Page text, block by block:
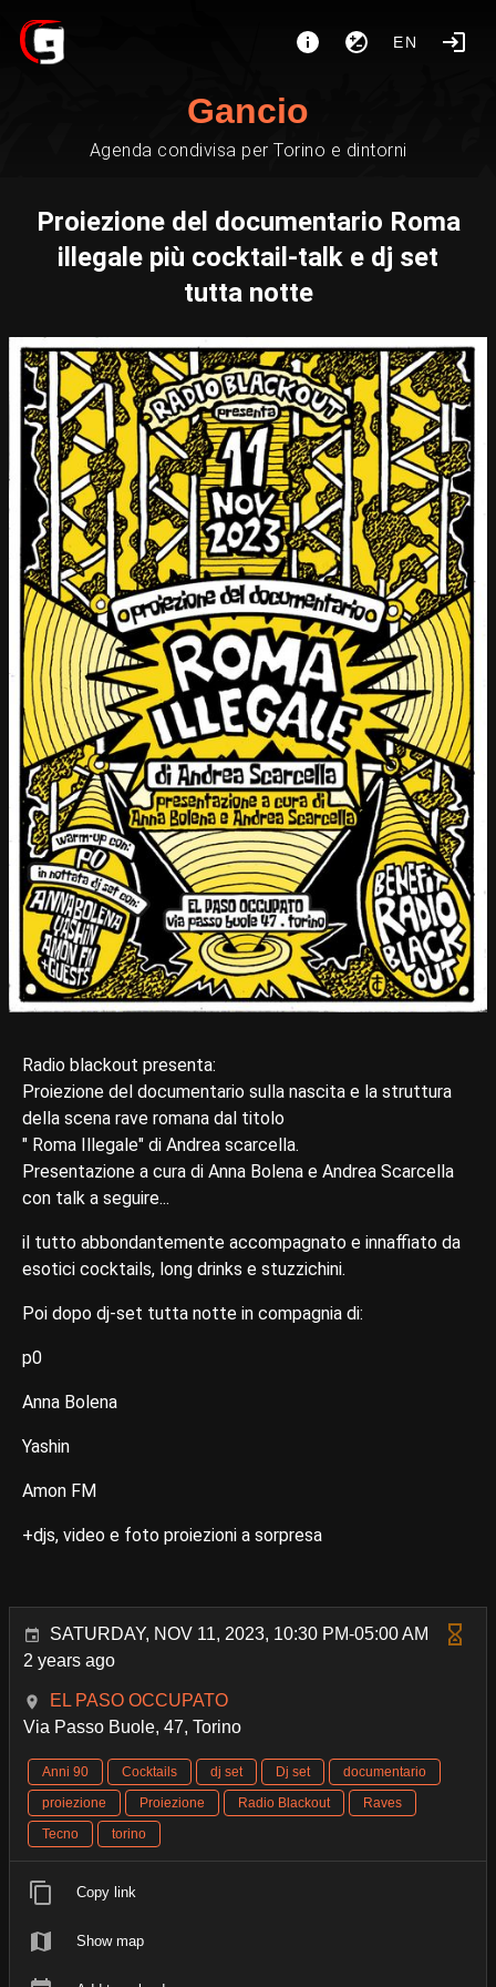
EN
Gancio
Agenda condivisa per Torino e dintorni
Proiezione del documentario Roma
illegale più cocktail-talk e dj set
tutta notte
Radio blackout presenta:
Proiezione del documentario sulla nascita e la struttura
della scena rave romana dal titolo
" Roma Illegale" di Andrea scarcella.
Presentazione a cura di Anna Bolena e Andrea Scarcella
con talk a seguire...
il tutto abbondantemente accompagnato e innaffiato da
esotici cocktails, long drinks e stuzzichini.
Poi dopo dj-set tutta notte in compagnia di:
p0
Anna Bolena
Yashin
Amon FM
+djs, video e foto proiezioni a sorpresa
SATURDAY, NOV 11, 2023, 10:30 PM-05:00 AM
2 years ago
EL PASO OCCUPATO
Via Passo Buole, 47, Torino
Anni 90 Cocktails dj set Dj set
documentario
proiezione
Proiezione Radio Blackout
Raves
Tecno
torino
Copy link
Show map